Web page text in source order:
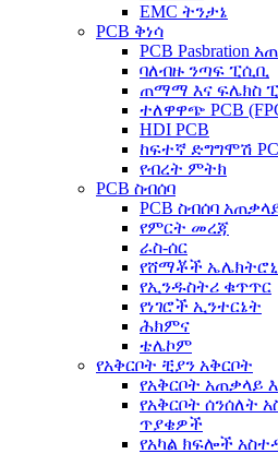
EMC ትንታኔ
PCB ቅነሳ
PCB Pasbration
ባለብዙ ንጣፍ ፒሲቢ
ጠማማ እና ፍሌክስ
ተለዋዋጭ PCB
HDI PCB
ከፍተኛ ድግግሞሽ
የብረት ምትክ
PCB ስብሰባ
PCB ስብሰባ
የምርት መረጃ
ራስ-ሰር
የሸማቾች
የኢንዱስትሪ ቁጥጥር
የነገሮች ኢንተርኔት
ሕክምና
ቴሌኮም
የአቅርቦት ቺያን አቅርቦት
የአቅርቦት አጠቃላይ
የአቅርቦት ሰንሰለት
ጥያቄዎች
የአካል ክፍሎች